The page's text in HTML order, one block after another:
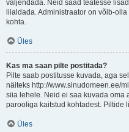
väljendada. Neid saad teatesse
liialdada. Administraator on võib-
kohta.
Üles
Kas ma saan pilte postitada?
Pilte saab postitusse kuvada, aga
näiteks http://www.sinudomeen.ee/
siia lehele. Neid ei saa kuvada oma
parooliga kaitstud kohtadest. Piltide
Üles